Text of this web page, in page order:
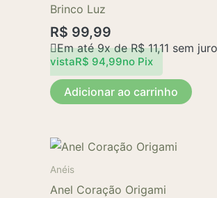
Brinco Luz
R$ 99,99
Em até 9x deR$11,11 sem
vistaR$ 94,99no Pix
Adicionar ao carrinho
Anéis
Anel Coração Origami